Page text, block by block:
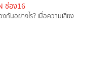
ช่อง16
งกันอย่างไร? เมื่อความเสี่ยง